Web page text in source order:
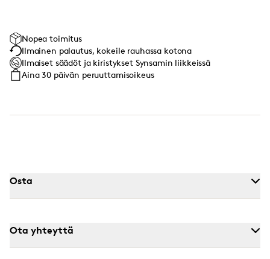
Nopea toimitus
Ilmainen palautus, kokeile rauhassa kotona
Ilmaiset säädöt ja kiristykset Synsamin liikkeissä
Aina 30 päivän peruuttamisoikeus
Osta
Ota yhteyttä